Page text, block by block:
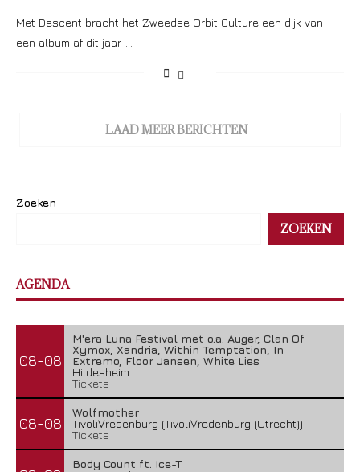
Met Descent bracht het Zweedse Orbit Culture een dijk van
een album af dit jaar. …
LAAD MEER BERICHTEN
Zoeken
ZOEKEN
AGENDA
08-08
M'era Luna Festival met o.a. Auger, Clan Of
Xymox, Xandria, Within Temptation, In
Extremo, Floor Jansen, White Lies
Hildesheim
Tickets
08-08
Wolfmother
TivoliVredenburg (TivoliVredenburg (Utrecht))
Tickets
Body Count ft. Ice-T